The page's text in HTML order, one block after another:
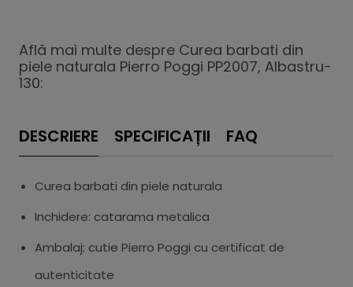
Află mai multe despre Curea barbati din
piele naturala Pierro Poggi PP2007, Albastru-
130:
DESCRIERE SPECIFICAȚII FAQ
Curea barbati din piele naturala
Inchidere: catarama metalica
Ambalaj: cutie Pierro Poggi cu certificat de
autenticitate